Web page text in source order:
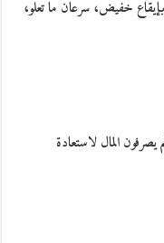
بإيقاع خفيض، سرعان ما تعلو،
يصرفون المال لاستعادة